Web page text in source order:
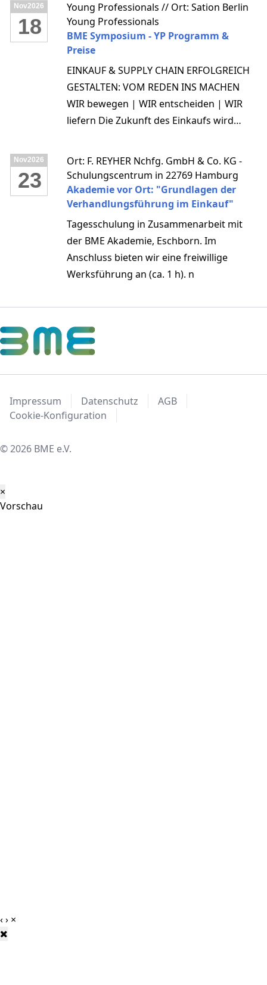
Nov2026
18
Young Professionals // Ort: Sation Berlin
Young Professionals
BME Symposium - YP Programm &
Preise
EINKAUF & SUPPLY CHAIN ERFOLGREICH
GESTALTEN: VOM REDEN INS MACHEN
WIR bewegen | WIR entscheiden | WIR
liefern Die Zukunft des Einkaufs wird
entstehen dort, wo Menschen
miteinander reden, sich austauschen und
gemeinsam weiterdenken. Die
wirtschaftliche, geopolitische und
technologische Unsicherheit ist zur
neuen Normalität geworden. Erfolgreiche
Unternehmen müssen sich schneller und
Einkauf und Supply Chain als Schlüssel für
Nov2026
23
Ort: F. REYHER Nchfg. GmbH & Co. KG -
Schulungscentrum in 22769 Hamburg
Akademie vor Ort: "Grundlagen der
Verhandlungsführung im Einkauf"
Tagesschulung in Zusammenarbeit mit
der BME Akademie, Eschborn. Im
Anschluss bieten wir eine freiwillige
Werksführung an (ca. 1 h). n
Impressum Datenschutz
AGB
Cookie-Konfiguration
© 2026 BME e.V.
×
Vorschau
‹› ×